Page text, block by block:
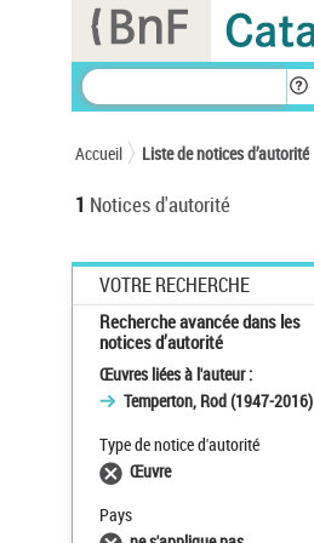
Accueil Liste de notices d’autorité
1 Notices d'autorité
VOTRE RECHERCHE
Recherche avancée dans les
notices d’autorité
Œuvres liées à l'auteur :
Temperton, Rod (1947-2016)
Type de notice d'autorité
Œuvre
Pays
Panneau de gestion des cookies